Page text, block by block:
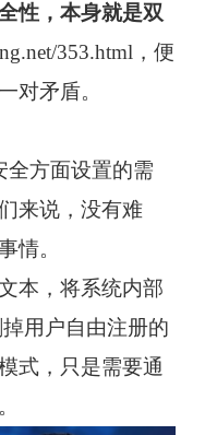
性，本身就是双
353.html，便
对矛盾。
全方面设置的需
来说，没有难
情。
本，将系统内部
用户自由注册的
式，只是需要通